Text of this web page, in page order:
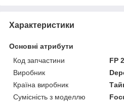
Характеристики
Основні атрибути
Код запчастини
FP
Виробник
Країна виробник
Сумісність з моделлю